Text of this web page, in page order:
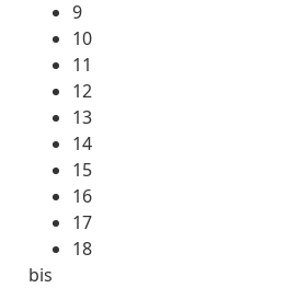
9
10
11
12
13
14
15
16
17
18
bis